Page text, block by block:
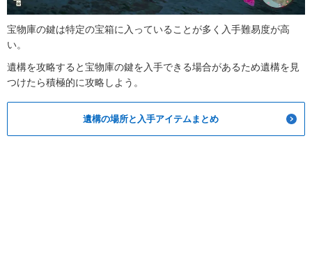
宝物庫の鍵は特定の宝箱に入っていることが多く入手難易度が高
い。
遺構を攻略すると宝物庫の鍵を入手できる場合があるため遺構を見
つけたら積極的に攻略しよう。
遺構の場所と入手アイテムまとめ